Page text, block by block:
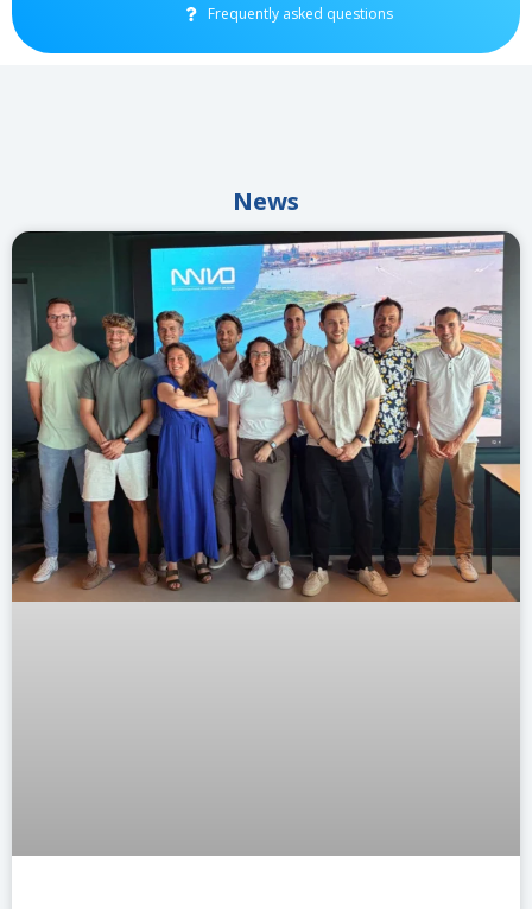
Frequently asked questions
News